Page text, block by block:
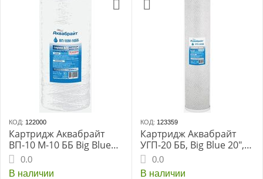
КОД: 122000
Картридж Аквабрайт
ВП-10 М-10 ББ Big Blue
10", 10 мкм.,
веревочный
0.0
В наличии
КОД: 123359
Картридж Аквабрайт
УГП-20 ББ, Big Blue 20",
активированный уголь
0.0
В наличии